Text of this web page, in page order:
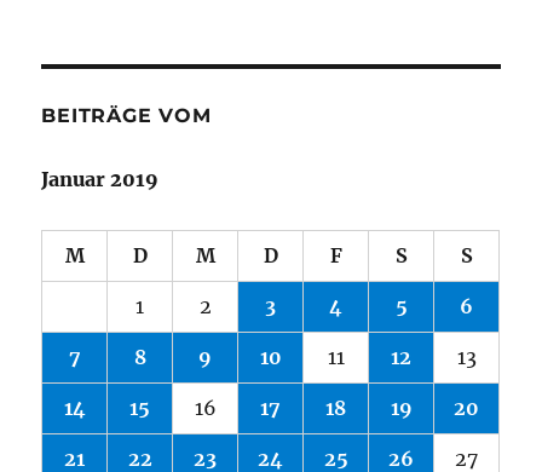
BEITRÄGE VOM
Januar 2019
M D M D F S S
1 2 3 4 5 6
7 8 9 10 11 12 13
14 15 16 17 18 19 20
21 22 23 24 25 26 27